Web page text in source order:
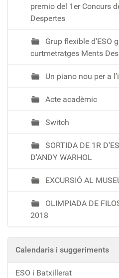
premio del 1er Concurs
Despertes
Grup flexible d'ESO
curtmetratges Ments
Un piano nou per a
Acte acadèmic
Switch
SORTIDA DE 1R
D'ANDY WARHOL
EXCURSIÓ AL
OLIMPIADA DE
2018
Calendaris i suggeriments
ESO i Batxillerat